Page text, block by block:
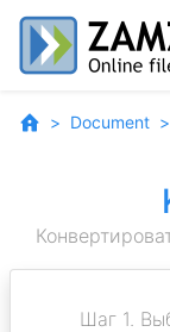
Document
Шаг 1.